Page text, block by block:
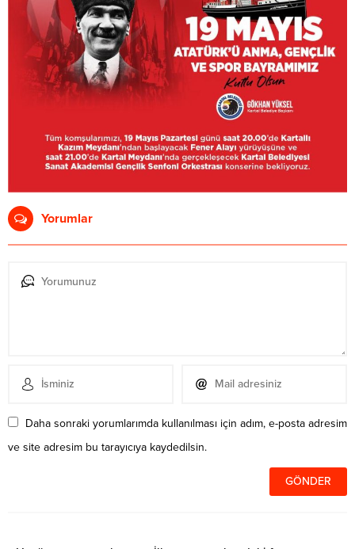
Yorumlar
Daha sonraki yorumlarımda kullanılması için adım, e-posta adresim
ve site adresim bu tarayıcıya kaydedilsin.